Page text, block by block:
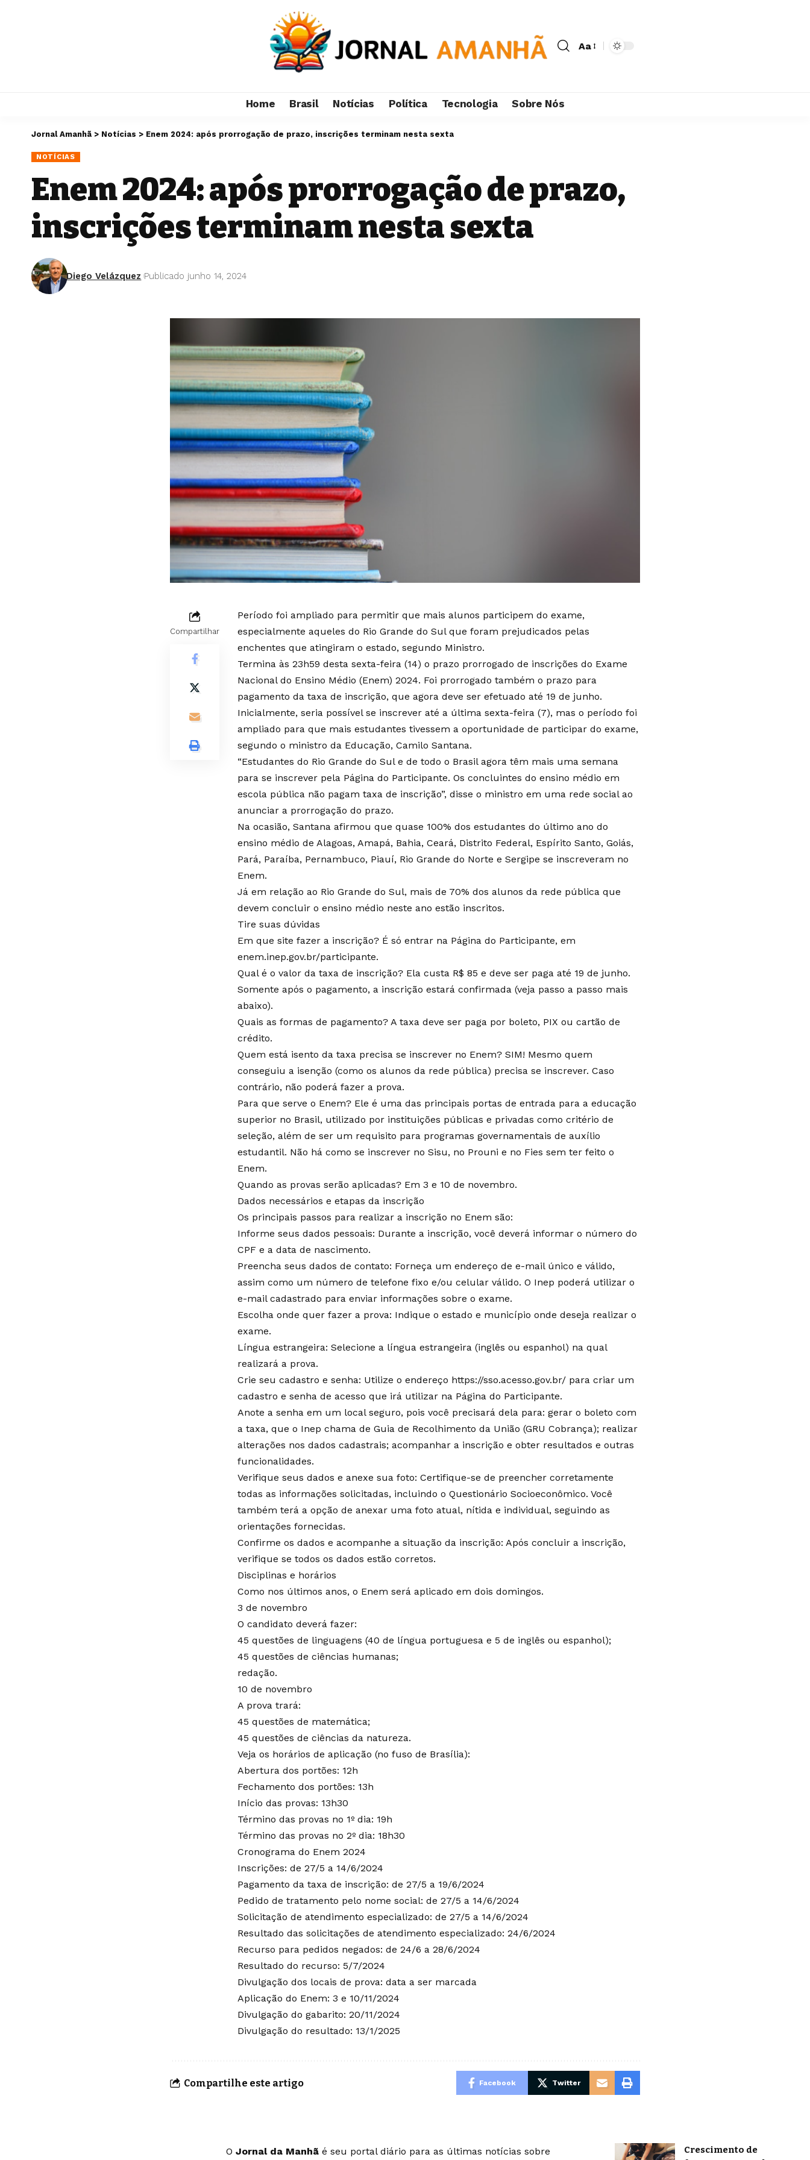
Aa
Home Brasil Notícias Política Tecnologia Sobre Nós
Jornal Amanhã > Notícias > Enem 2024: após prorrogação de prazo, inscrições terminam nesta sexta
NOTÍCIAS
Enem 2024: após prorrogação de prazo,
inscrições terminam nesta sexta
Diego Velázquez Publicado junho 14, 2024
Compartilhar
Período foi ampliado para permitir que mais alunos participem do exame,
especialmente aqueles do Rio Grande do Sul que foram prejudicados pelas
enchentes que atingiram o estado, segundo Ministro.
Termina às 23h59 desta sexta-feira (14) o prazo prorrogado de inscrições do Exame
Nacional do Ensino Médio (Enem) 2024. Foi prorrogado também o prazo para
pagamento da taxa de inscrição, que agora deve ser efetuado até 19 de junho.
Inicialmente, seria possível se inscrever até a última sexta-feira (7), mas o período foi
ampliado para que mais estudantes tivessem a oportunidade de participar do exame,
segundo o ministro da Educação, Camilo Santana.
“Estudantes do Rio Grande do Sul e de todo o Brasil agora têm mais uma semana
para se inscrever pela Página do Participante. Os concluintes do ensino médio em
escola pública não pagam taxa de inscrição”, disse o ministro em uma rede social ao
anunciar a prorrogação do prazo.
Na ocasião, Santana afirmou que quase 100% dos estudantes do último ano do
ensino médio de Alagoas, Amapá, Bahia, Ceará, Distrito Federal, Espírito Santo, Goiás,
Pará, Paraíba, Pernambuco, Piauí, Rio Grande do Norte e Sergipe se inscreveram no
Enem.
Já em relação ao Rio Grande do Sul, mais de 70% dos alunos da rede pública que
devem concluir o ensino médio neste ano estão inscritos.
Tire suas dúvidas
Em que site fazer a inscrição? É só entrar na Página do Participante, em
enem.inep.gov.br/participante.
Qual é o valor da taxa de inscrição? Ela custa R$ 85 e deve ser paga até 19 de junho.
Somente após o pagamento, a inscrição estará confirmada (veja passo a passo mais
abaixo).
Quais as formas de pagamento? A taxa deve ser paga por boleto, PIX ou cartão de
crédito.
Quem está isento da taxa precisa se inscrever no Enem? SIM! Mesmo quem
conseguiu a isenção (como os alunos da rede pública) precisa se inscrever. Caso
contrário, não poderá fazer a prova.
Para que serve o Enem? Ele é uma das principais portas de entrada para a educação
superior no Brasil, utilizado por instituições públicas e privadas como critério de
seleção, além de ser um requisito para programas governamentais de auxílio
estudantil. Não há como se inscrever no Sisu, no Prouni e no Fies sem ter feito o
Enem.
Quando as provas serão aplicadas? Em 3 e 10 de novembro.
Dados necessários e etapas da inscrição
Os principais passos para realizar a inscrição no Enem são:
Informe seus dados pessoais: Durante a inscrição, você deverá informar o número do
CPF e a data de nascimento.
Preencha seus dados de contato: Forneça um endereço de e-mail único e válido,
assim como um número de telefone fixo e/ou celular válido. O Inep poderá utilizar o
e-mail cadastrado para enviar informações sobre o exame.
Escolha onde quer fazer a prova: Indique o estado e município onde deseja realizar o
exame.
Língua estrangeira: Selecione a língua estrangeira (inglês ou espanhol) na qual
realizará a prova.
Crie seu cadastro e senha: Utilize o endereço https://sso.acesso.gov.br/ para criar um
cadastro e senha de acesso que irá utilizar na Página do Participante.
Anote a senha em um local seguro, pois você precisará dela para: gerar o boleto com
a taxa, que o Inep chama de Guia de Recolhimento da União (GRU Cobrança); realizar
alterações nos dados cadastrais; acompanhar a inscrição e obter resultados e outras
funcionalidades.
Verifique seus dados e anexe sua foto: Certifique-se de preencher corretamente
todas as informações solicitadas, incluindo o Questionário Socioeconômico. Você
também terá a opção de anexar uma foto atual, nítida e individual, seguindo as
orientações fornecidas.
Confirme os dados e acompanhe a situação da inscrição: Após concluir a inscrição,
verifique se todos os dados estão corretos.
Disciplinas e horários
Como nos últimos anos, o Enem será aplicado em dois domingos.
3 de novembro
O candidato deverá fazer:
45 questões de linguagens (40 de língua portuguesa e 5 de inglês ou espanhol);
45 questões de ciências humanas;
redação.
10 de novembro
A prova trará:
45 questões de matemática;
45 questões de ciências da natureza.
Veja os horários de aplicação (no fuso de Brasília):
Abertura dos portões: 12h
Fechamento dos portões: 13h
Início das provas: 13h30
Término das provas no 1º dia: 19h
Término das provas no 2º dia: 18h30
Cronograma do Enem 2024
Inscrições: de 27/5 a 14/6/2024
Pagamento da taxa de inscrição: de 27/5 a 19/6/2024
Pedido de tratamento pelo nome social: de 27/5 a 14/6/2024
Solicitação de atendimento especializado: de 27/5 a 14/6/2024
Resultado das solicitações de atendimento especializado: 24/6/2024
Recurso para pedidos negados: de 24/6 a 28/6/2024
Resultado do recurso: 5/7/2024
Divulgação dos locais de prova: data a ser marcada
Aplicação do Enem: 3 e 10/11/2024
Divulgação do gabarito: 20/11/2024
Divulgação do resultado: 13/1/2025
Compartilhe este artigo Facebook Twitter
O Jornal da Manhãé seu portal diário para as últimas notícias sobre
Crescimento de